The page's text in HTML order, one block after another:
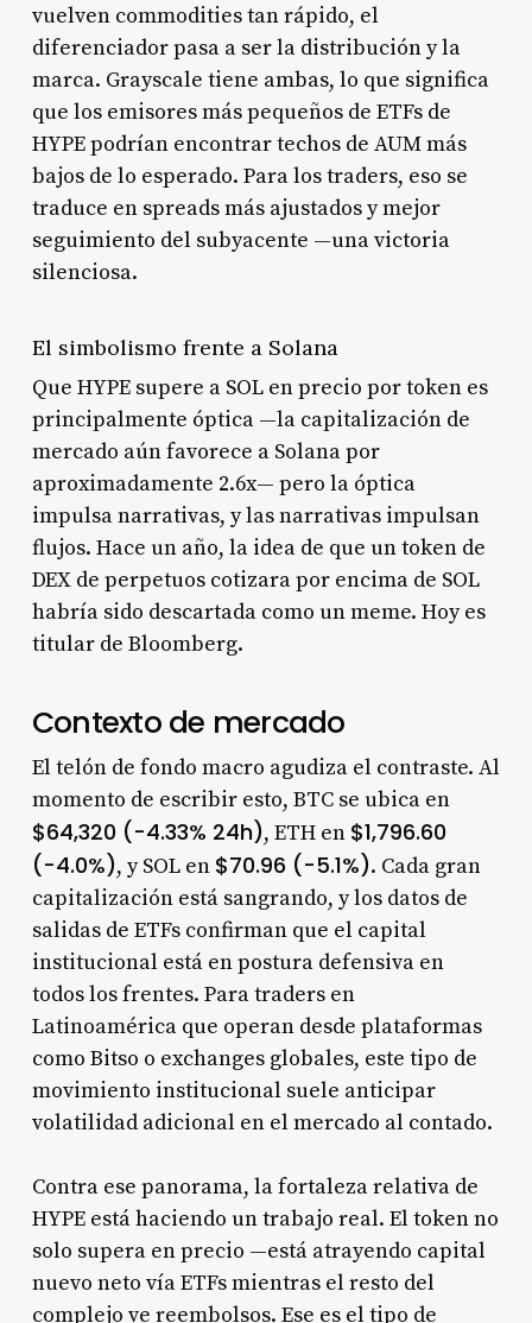
vuelven commodities tan rápido, el
diferenciador pasa a ser la distribución y la
marca. Grayscale tiene ambas, lo que significa
que los emisores más pequeños de ETFs de
HYPE podrían encontrar techos de AUM más
bajos de lo esperado. Para los traders, eso se
traduce en spreads más ajustados y mejor
seguimiento del subyacente —una victoria
silenciosa.
El simbolismo frente a Solana
Que HYPE supere a SOL en precio por token es
principalmente óptica —la capitalización de
mercado aún favorece a Solana por
aproximadamente 2.6x— pero la óptica
impulsa narrativas, y las narrativas impulsan
flujos. Hace un año, la idea de que un token de
DEX de perpetuos cotizara por encima de SOL
habría sido descartada como un meme. Hoy es
titular de Bloomberg.
Contexto de mercado
El telón de fondo macro agudiza el contraste. Al
momento de escribir esto, BTC se ubica en
$64,320 (-4.33% 24h), ETH en $1,796.60
(-4.0%), y SOL en $70.96 (-5.1%). Cada gran
capitalización está sangrando, y los datos de
salidas de ETFs confirman que el capital
institucional está en postura defensiva en
todos los frentes. Para traders en
Latinoamérica que operan desde plataformas
como Bitso o exchanges globales, este tipo de
movimiento institucional suele anticipar
volatilidad adicional en el mercado al contado.
Contra ese panorama, la fortaleza relativa de
HYPE está haciendo un trabajo real. El token no
solo supera en precio —está atrayendo capital
nuevo neto vía ETFs mientras el resto del
complejo ve reembolsos. Ese es el tipo de